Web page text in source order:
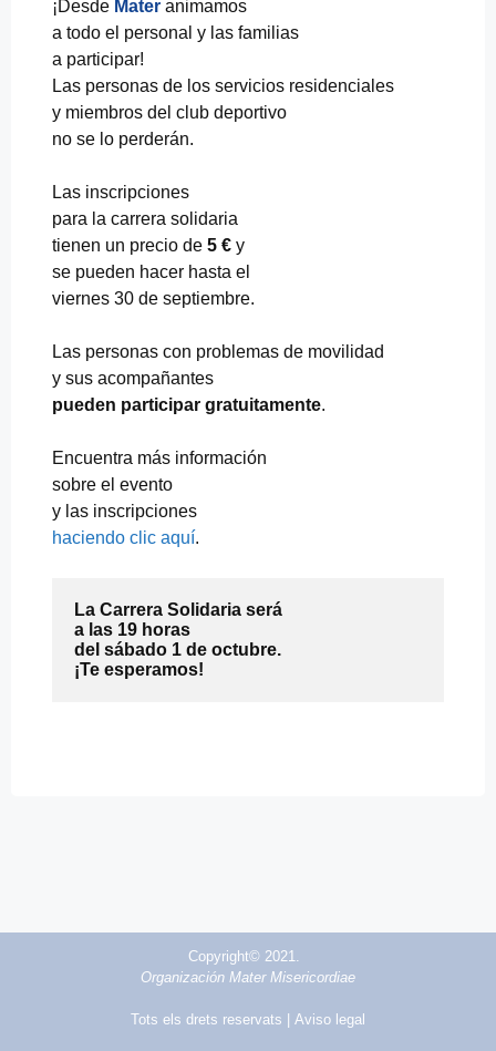
¡Desde Mater animamos
a todo el personal y las familias
a participar!
Las personas de los servicios residenciales
y miembros del club deportivo
no se lo perderán.
Las inscripciones
para la carrera solidaria
tienen un precio de 5 € y
se pueden hacer hasta el
viernes 30 de septiembre.
Las personas con problemas de movilidad
y sus acompañantes
pueden participar gratuitamente.
Encuentra más información
sobre el evento
y las inscripciones
haciendo clic aquí.
La Carrera Solidaria será
a las 19 horas
del sábado 1 de octubre.
Copyright© 2021.
Organización Mater Misericordiae
Tots els drets reservats | Aviso legal